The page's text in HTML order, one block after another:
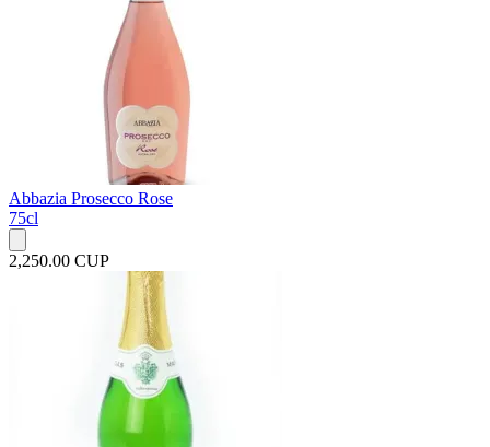
Abbazia Prosecco Rose
75cl
2,250.00 CUP